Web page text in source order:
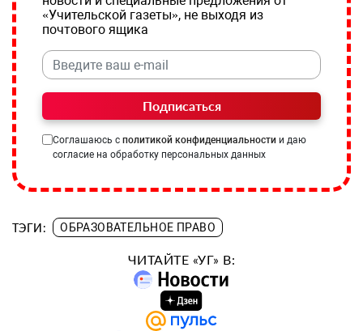
«Учительской газеты», не выходя из
почтового ящика
Подписаться
Соглашаюсь с политикой конфиденциальности и даю
согласие на обработку персональных данных
ТЭГИ: ОБРАЗОВАТЕЛЬНОЕ ПРАВО
ЧИТАЙТЕ «УГ» В: